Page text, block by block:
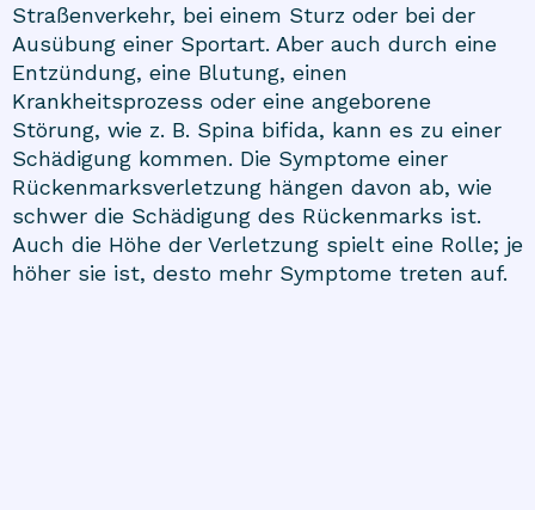
Straßenverkehr, bei einem Sturz oder bei der
Ausübung einer Sportart. Aber auch durch eine
Entzündung, eine Blutung, einen
Krankheitsprozess oder eine angeborene
Störung, wie z. B. Spina bifida, kann es zu einer
Schädigung kommen. Die Symptome einer
Rückenmarksverletzung hängen davon ab, wie
schwer die Schädigung des Rückenmarks ist.
Auch die Höhe der Verletzung spielt eine Rolle; je
höher sie ist, desto mehr Symptome treten auf.